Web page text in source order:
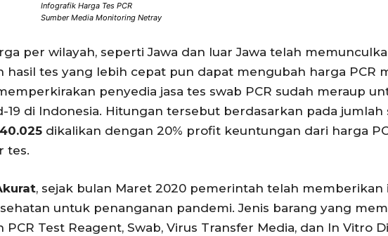
Infografik Harga Tes PCR
Sumber Media Monitoring Netray
per wilayah, seperti Jawa dan luar Jawa telah
hasil tes yang lebih cepat pun dapat mengubah harga PCR
penyedia jasa tes swab PCR sudah meraup
19 di Indonesia. Hitungan tersebut berdasarkan pada
dikalikan dengan 20% profit keuntungan dari harga
tes.
, sejak bulan Maret 2020 pemerintah telah
untuk penanganan pandemi. Jenis barang yang
PCR Test Reagent, Swab, Virus Transfer Media, dan In Vitro